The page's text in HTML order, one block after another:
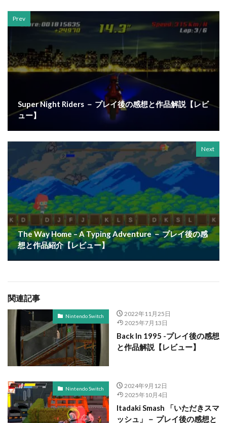
Prev
Super Night Riders － プレイ後の感想と作品解説【レビ
ュー】
Next
The Way Home – A Typing Adventure － プレイ後の感
想と作品紹介【レビュー】
関連記事
Nintendo Switch
2022年11月25日
2025年7月13日
Back In 1995 -プレイ後の感想
と作品解説【レビュー】
Nintendo Switch
2024年9月12日
2025年10月4日
Itadaki Smash 「いただきスマ
ッシュ」－ プレイ後の感想と